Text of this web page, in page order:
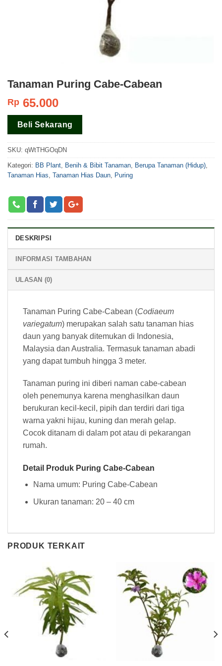
Tanaman Puring Cabe-Cabean
Rp 65.000
Beli Sekarang
SKU: qWtTHGOqDN
Kategori: BB Plant Benih & Bibit Tanaman Berupa Tanaman (Hidup)
Tanaman Hias Tanaman Hias Daun Puring
DESKRIPSI
INFORMASI TAMBAHAN
ULASAN (0)
Tanaman Puring Cabe-Cabean (Codiaeum
variegatum) merupakan salah satu tanaman hias
daun yang banyak ditemukan di Indonesia,
Malaysia dan Australia. Termasuk tanaman abadi
yang dapat tumbuh hingga 3 meter.
Tanaman puring ini diberi naman cabe-cabean
oleh penemunya karena menghasilkan daun
berukuran kecil-kecil, pipih dan terdiri dari tiga
warna yakni hijau, kuning dan merah gelap.
Cocok ditanam di dalam pot atau di pekarangan
rumah.
Detail Produk Puring Cabe-Cabean
Nama umum: Puring Cabe-Cabean
Ukuran tanaman: 20 – 40 cm
PRODUK TERKAIT